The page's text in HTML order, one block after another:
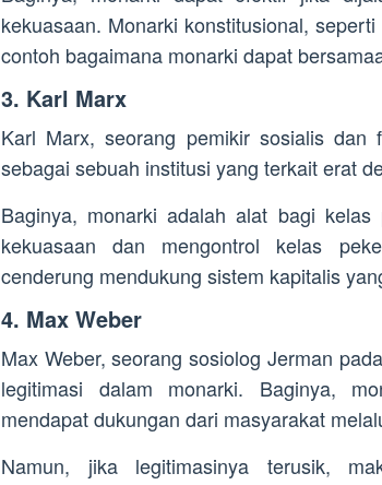
kekuasaan. Monarki konstitusional,
contoh bagaimana monarki dapat
3. Karl Marx
Karl Marx, seorang pemikir sosialis dan
sebagai sebuah institusi yang terkait erat
Baginya, monarki adalah alat bagi kelas
kekuasaan dan mengontrol kelas
cenderung mendukung sistem kapitalis
4. Max Weber
Max Weber, seorang sosiolog Jerman
legitimasi dalam monarki. Baginya,
mendapat dukungan dari masyarakat
Namun, jika legitimasinya terusik,